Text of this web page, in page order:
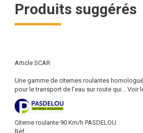
Produits suggérés
Article SCAR
Une gamme de citernes roulantes
pour le transport de l’eau sur route qui... Voir
Citerne roulante 90 Km/h PASDELOU
Réf :